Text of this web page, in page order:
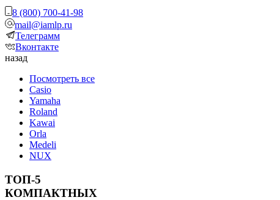
8 (800) 700-41-98
mail@iamlp.ru
Телеграмм
Вконтакте
назад
Посмотреть все
Casio
Yamaha
Roland
Kawai
Orla
Medeli
NUX
ТОП-5
КОМПАКТНЫХ